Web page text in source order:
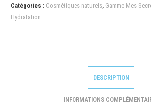
Catégories : Cosmétiques naturels, Gamme Mes
Hydratation
DESCRIPTION
INFORMATIONS